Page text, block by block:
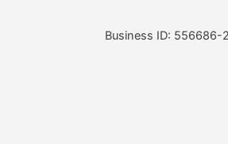
Business ID: 556686-